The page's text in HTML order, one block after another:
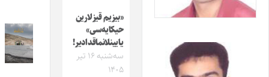
«بیزیم قیزلارین
حیکایه‌سی»
یایینلانماقدادیر!
سه‌شنبه ۱۶ تیر
۱۴۰۵